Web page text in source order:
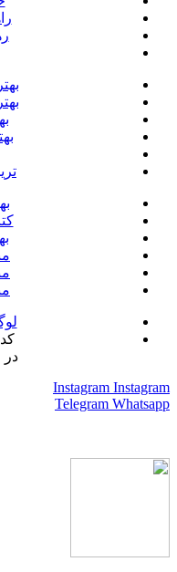
در
Instagram Instagram
Telegram Whatsapp